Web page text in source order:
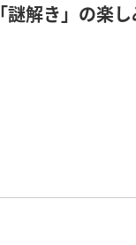
解き」の楽